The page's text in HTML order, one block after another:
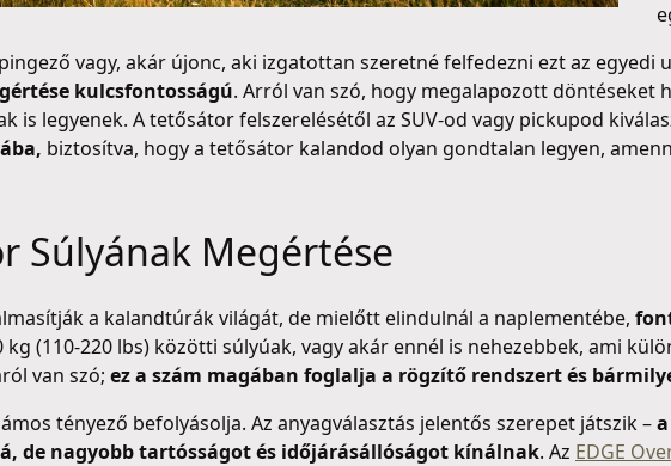
vagy, akár újonc, aki izgatottan szeretné felfedezni ezt az egyedi
kulcsfontosságú. Arról van szó, hogy megalapozott döntéseket
is legyenek. A tetősátor felszerelésétől az SUV-od vagy pickupod
biztosítva, hogy a tetősátor kalandod olyan gondtalan legyen,
Súlyának Megértése
a kalandtúrák világát, de mielőtt elindulnál a naplementébe,
kg (110-220 lbs) közötti súlyúak, vagy akár ennél is nehezebbek, ami
van szó; ez a szám magában foglalja a rögzítő rendszert és
tényező befolyásolja. Az anyagválasztás jelentős szerepet játszik –
de nagyobb tartósságot és időjárásállóságot kínálnak. Az EDGE